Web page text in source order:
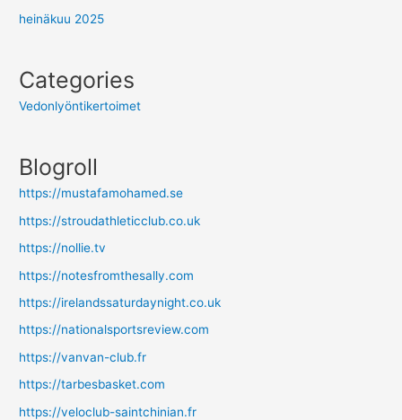
heinäkuu 2025
Categories
Vedonlyöntikertoimet
Blogroll
https://mustafamohamed.se
https://stroudathleticclub.co.uk
https://nollie.tv
https://notesfromthesally.com
https://irelandssaturdaynight.co.uk
https://nationalsportsreview.com
https://vanvan-club.fr
https://tarbesbasket.com
https://veloclub-saintchinian.fr